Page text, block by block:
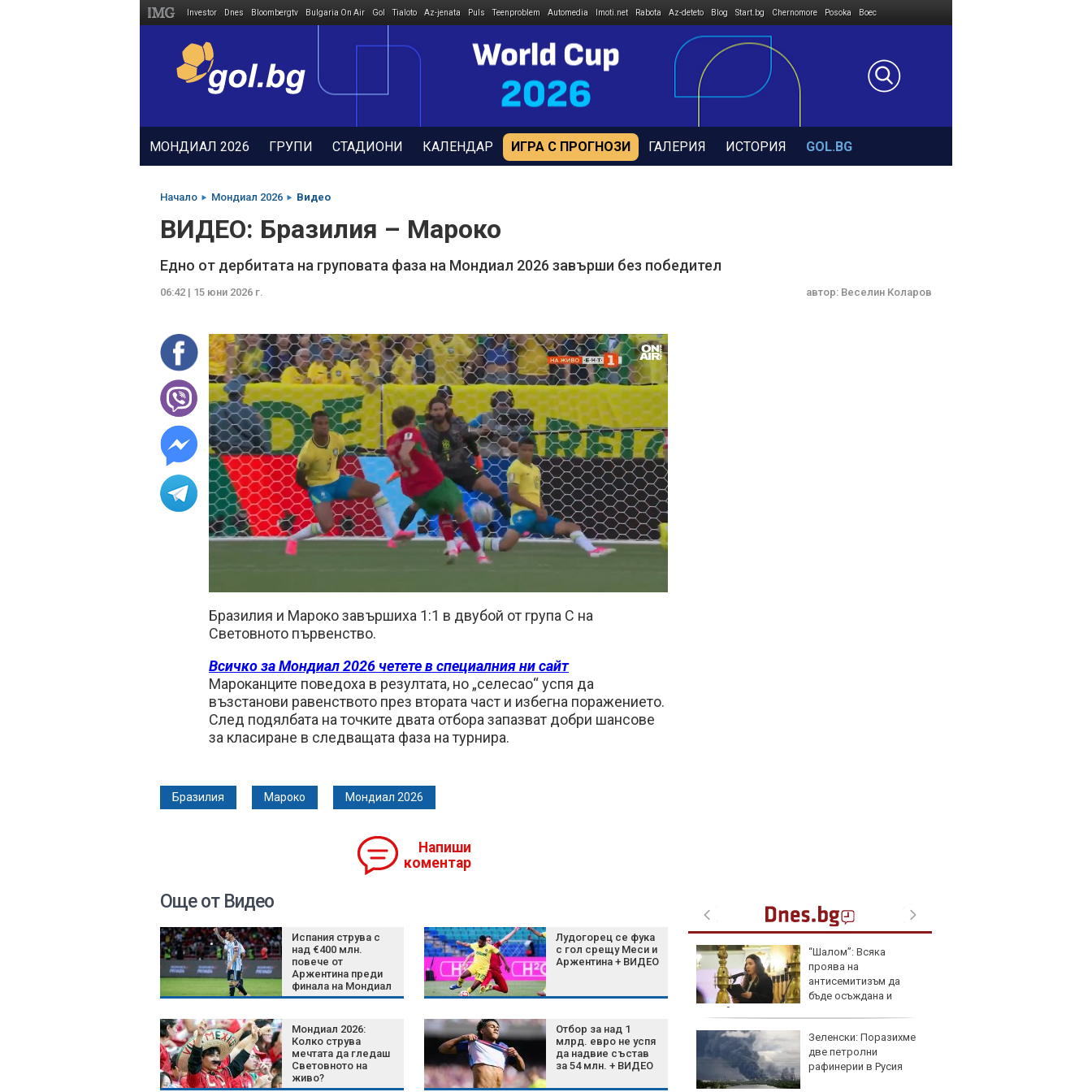
Investor Dnes Bloombergtv Bulgaria On Air Gol Tialoto Az-jenata Puls Teenproblem Automedia Imoti.net Rabota Az-deteto Blog Start.bg Chernomore Posoka Boec
МОНДИАЛ 2026 ГРУПИ СТАДИОНИ КАЛЕНДАР ИГРА С ПРОГНОЗИ ГАЛЕРИЯ ИСТОРИЯ GOL.BG
Начало Мондиал 2026 Видео
ВИДЕО: Бразилия – Мароко
Едно от дербитата на груповата фаза на Мондиал 2026 завърши без победител
06:42 | 15 юни 2026 г. автор: Веселин Коларов
Бразилия и Мароко завършиха 1:1 в двубой от група C на
Световното първенство.
Всичко за Мондиал 2026 четете в специалния ни сайт
Мароканците поведоха в резултата, но „селесао“ успя да
възстанови равенството през втората част и избегна поражението.
След подялбата на точките двата отбора запазват добри шансове
за класиране в следващата фаза на турнира.
Бразилия Мароко Мондиал 2026
Напиши
коментар
Още от Видео
Испания струва с
над €400 млн.
повече от
Аржентина преди
финала на Мондиал
2026 + ВИДЕО
Лудогорец се фука
с гол срещу Меси и
Аржентина + ВИДЕО
Мондиал 2026:
Колко струва
мечтата да гледаш
Световното на
живо?
Отбор за над 1
млрд. евро не успя
да надвие състав
за 54 млн. + ВИДЕО
Радев даде голяма
заявка за
отбранителен център
В "Денят ON AIR" на 6
юли от 19:15 часа: За
строителството на
“Шалом”: Всяка
проява на
антисемитизъм да
бъде осъждана и
заклеймявана
Зеленски: Поразихме
две петролни
рафинерии в Русия